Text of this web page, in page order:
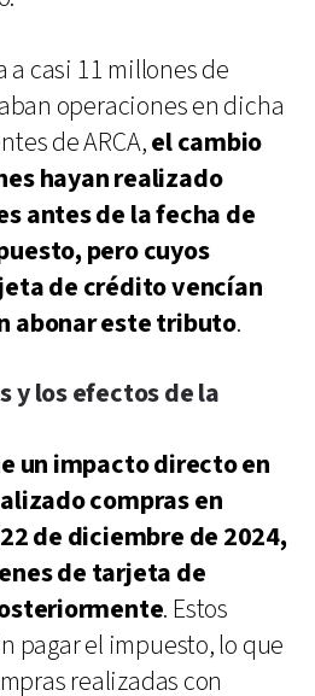
casi 11 millones de
operaciones en dicha
de ARCA,el cambio
hayan realizado
antes de la fecha de
pero cuyos
de crédito vencían
abonar este tributo.
y los efectos de la
un impacto directo en
compras en
de diciembre de 2024,
de tarjeta de
. Estos
pagar el impuesto, lo que
realizadas con